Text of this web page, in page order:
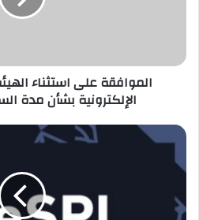
مدة
الموافقة على استثناء
الإلكترونية بشأن مدة
الدوري
السعودي
الإلكتروني
يمنح
اللاعبين